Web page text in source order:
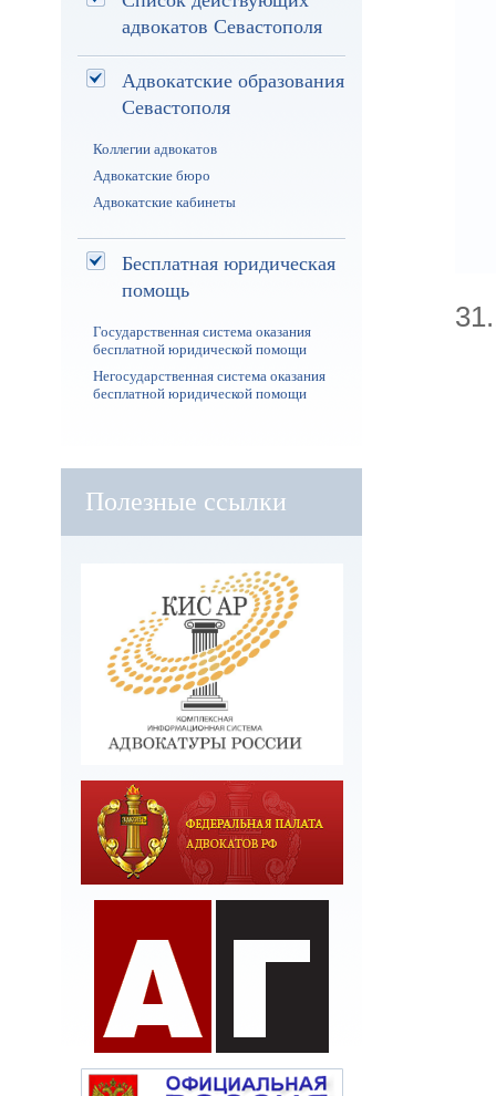
адвокатов Севастополя
Адвокатские образования
Севастополя
Коллегии адвокатов
Адвокатские бюро
Адвокатские кабинеты
Бесплатная юридическая
помощь
Государственная система оказания
бесплатной юридической помощи
Негосударственная система оказания
бесплатной юридической помощи
Полезные ссылки